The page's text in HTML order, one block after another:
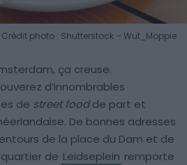
Crédit photo : Shutterstock – Wut_Moppie
ça creuse.
d’innombrables
de street foodde part et
De bonnes adresses
de la place du Dam et de
quartier de Leidseplein remporte